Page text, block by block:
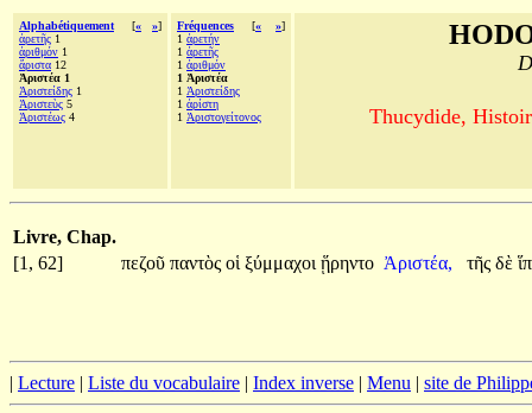
Alphabétiquement [« »]
ἀρετῆς 1
ἀριθμόν 1
ἄριστα 12
Ἀριστέα 1
Ἀριστείδης 1
Ἀριστεὺς 5
Ἀριστέως 4
Fréquences [« »]
1 ἀρετήν
1 ἀρετῆς
1 ἀριθμόν
1 Ἀριστέα
1 Ἀριστείδης
1 ἀρίστη
1 Ἀριστογείτονος Thucydide,
Livre, Chap.
[1, 62]
πεζοῦ παντὸς οἱ ξύμμαχοι ᾕρηντο Ἀριστέα, τῆς δὲ
| Lecture | Liste du vocabulaire | Index inverse | Menu | site de